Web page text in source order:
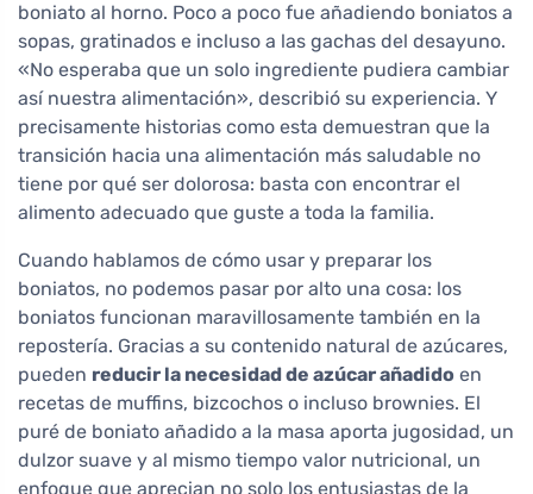
boniato al horno. Poco a poco fue añadiendo boniatos a
sopas, gratinados e incluso a las gachas del desayuno.
«No esperaba que un solo ingrediente pudiera cambiar
así nuestra alimentación», describió su experiencia. Y
precisamente historias como esta demuestran que la
transición hacia una alimentación más saludable no
tiene por qué ser dolorosa: basta con encontrar el
alimento adecuado que guste a toda la familia.
Cuando hablamos de cómo usar y preparar los
boniatos, no podemos pasar por alto una cosa: los
boniatos funcionan maravillosamente también en la
repostería. Gracias a su contenido natural de azúcares,
pueden reducir la necesidad de azúcar añadido en
recetas de muffins, bizcochos o incluso brownies. El
puré de boniato añadido a la masa aporta jugosidad, un
dulzor suave y al mismo tiempo valor nutricional, un
enfoque que aprecian no solo los entusiastas de la